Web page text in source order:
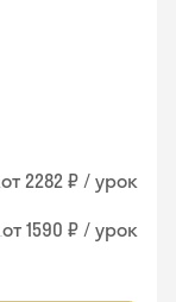
от 2282 ₽ / урок
от 1590 ₽ / урок